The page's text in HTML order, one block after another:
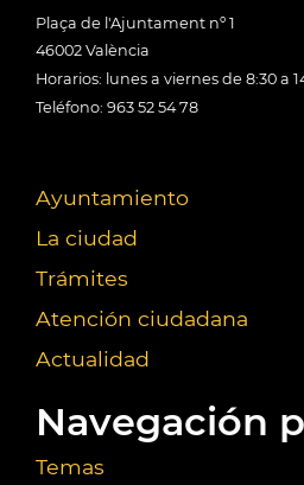
Plaça de l'Ajuntament nº 1
46002 València
Horarios: lunes a viernes de 8:30 a
Teléfono: 963 52 54 78
Ayuntamiento
La ciudad
Trámites
Atención ciudadana
Actualidad
Navegación
Temas